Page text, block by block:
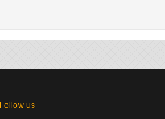
Follow us